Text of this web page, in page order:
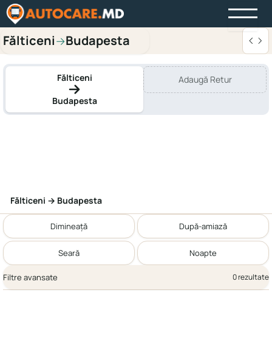
Fălticeni→Budapesta
Fălticeni
Budapesta
Adaugă Retur
Fălticeni → Budapesta
Dimineață După-amiază
Seară Noapte
Filtre avansate 0 rezultate